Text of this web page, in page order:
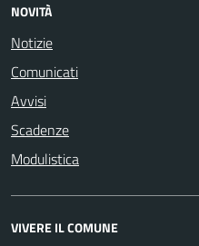
NOVITÀ
Notizie
Comunicati
Avvisi
Scadenze
Modulistica
VIVERE IL COMUNE